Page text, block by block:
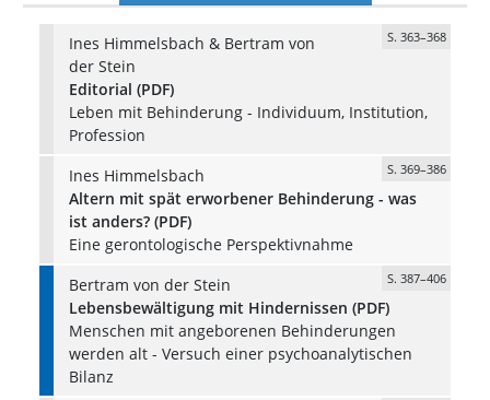
Ines Himmelsbach & Bertram von
der Stein
S. 363–368
Editorial (PDF)
Leben mit Behinderung - Individuum, Institution,
Profession
Ines Himmelsbach
S. 369–386
Altern mit spät erworbener Behinderung - was
ist anders? (PDF)
Eine gerontologische Perspektivnahme
Bertram von der Stein
S. 387–406
Lebensbewältigung mit Hindernissen (PDF)
Menschen mit angeborenen Behinderungen
werden alt - Versuch einer psychoanalytischen
Bilanz